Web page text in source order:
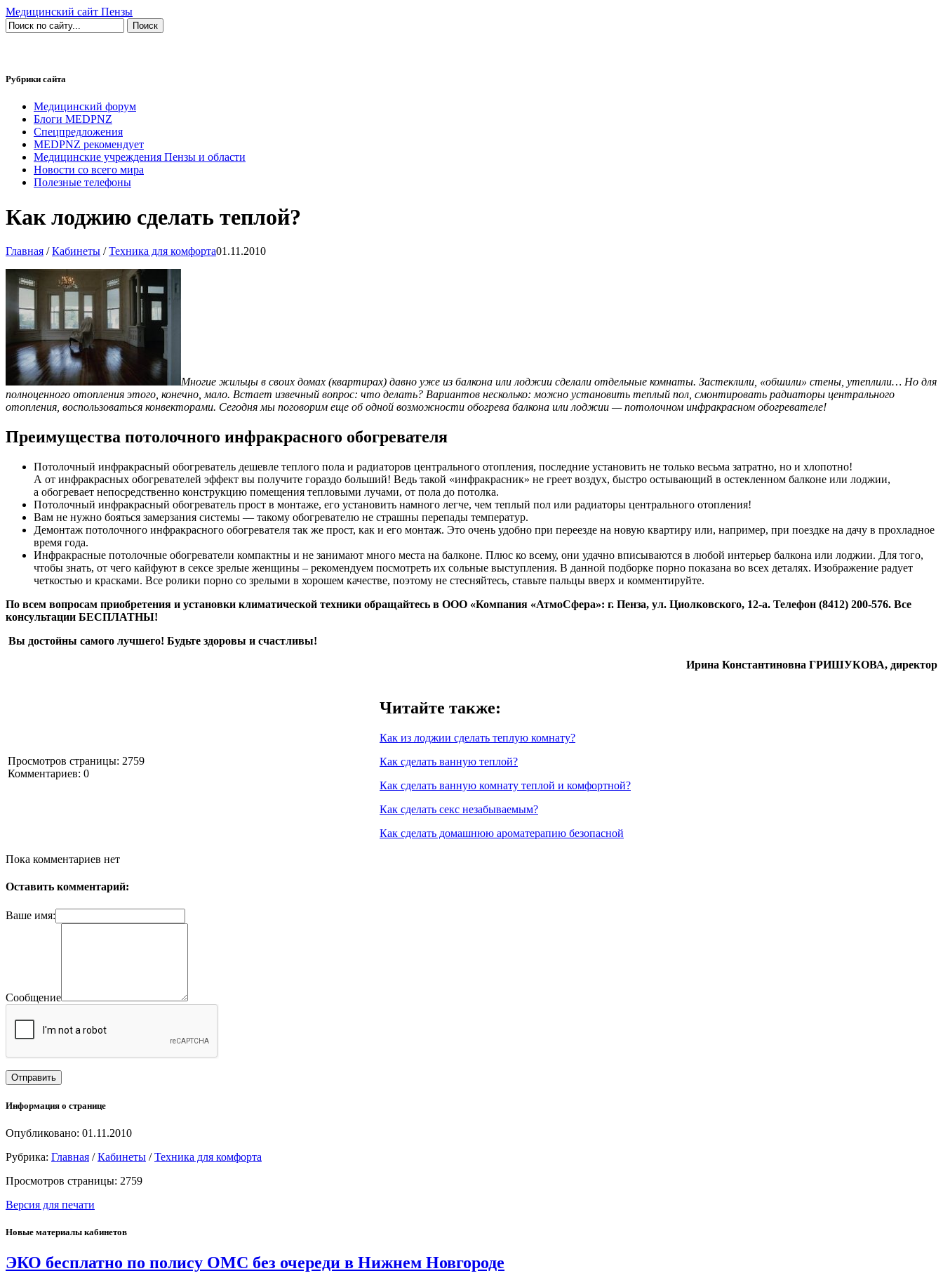
Медицинский сайт Пензы
Рубрики сайта
Медицинский форум
Блоги MEDPNZ
Спецпредложения
MEDPNZ рекомендует
Медицинские учреждения Пензы и области
Новости со всего мира
Полезные телефоны
Как лоджию сделать теплой?
Главная /Кабинеты /Техника для комфорта01.11.2010
Многие жильцы в своих домах (квартирах) давно уже из балкона или лоджии сделали отдельные комнаты. Застеклили, «обшили» стены, утеплили… Но для
полноценного отопления этого, конечно, мало. Встает извечный вопрос: что делать? Вариантов несколько: можно установить теплый пол, смонтировать радиаторы центрального
отопления, воспользоваться конвекторами. Сегодня мы поговорим еще об одной возможности обогрева балкона или лоджии — потолочном инфракрасном обогревателе!
Преимущества потолочного инфракрасного обогревателя
Потолочный инфракрасный обогреватель дешевле теплого пола и радиаторов центрального отопления, последние установить не только весьма затратно, но и хлопотно!
А от инфракрасных обогревателей эффект вы получите гораздо больший! Ведь такой «инфракрасник» не греет воздух, быстро остывающий в остекленном балконе или лоджии,
а обогревает непосредственно конструкцию помещения тепловыми лучами, от пола до потолка.
Потолочный инфракрасный обогреватель прост в монтаже, его установить намного легче, чем теплый пол или радиаторы центрального отопления!
Вам не нужно бояться замерзания системы — такому обогревателю не страшны перепады температур.
Демонтаж потолочного инфракрасного обогревателя так же прост, как и его монтаж. Это очень удобно при переезде на новую квартиру или, например, при поездке на дачу в прохладное
время года.
Инфракрасные потолочные обогреватели компактны и не занимают много места на балконе. Плюс ко всему, они удачно вписываются в любой интерьер балкона или лоджии. Для того,
чтобы знать, от чего кайфуют в сексе зрелые женщины – рекомендуем посмотреть их сольные выступления. В данной подборке порно показана во всех деталях. Изображение радует
четкостью и красками. Все ролики порно со зрелыми в хорошем качестве, поэтому не стесняйтесь, ставьте пальцы вверх и комментируйте.
По всем вопросам приобретения и установки климатической техники обращайтесь в ООО «Компания «АтмоСфера»: г. Пенза, ул. Циолковского, 12-а. Телефон (8412) 200-576. Все
консультации БЕСПЛАТНЫ!
Вы достойны самого лучшего! Будьте здоровы и счастливы!
Ирина Константиновна ГРИШУКОВА, директор
Просмотров страницы: 2759
Комментариев: 0
Читайте также:
Как из лоджии сделать теплую комнату?
Как сделать ванную теплой?
Как сделать ванную комнату теплой и комфортной?
Как сделать секс незабываемым?
Как сделать домашнюю ароматерапию безопасной
Пока комментариев нет
Оставить комментарий:
Ваше имя:
Сообщение
Информация о странице
Опубликовано: 01.11.2010
Рубрика: Главная /Кабинеты /Техника для комфорта
Просмотров страницы: 2759
Версия для печати
Новые материалы кабинетов
ЭКО бесплатно по полису ОМС без очереди в Нижнем Новгороде